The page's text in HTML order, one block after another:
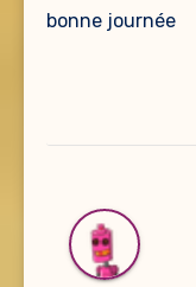
bonne journée